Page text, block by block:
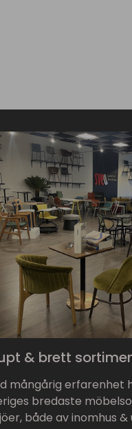
& brett
mångårig erfarenhet
bredaste
både av inomhus